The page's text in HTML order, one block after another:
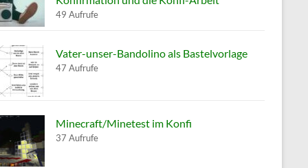
49 Aufrufe
Vater-unser-Bandolino als Bastelvorlage
47 Aufrufe
Minecraft/Minetest im Konfi
37 Aufrufe